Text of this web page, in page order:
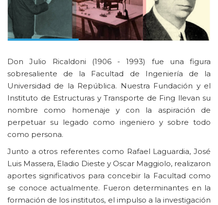
Don Julio Ricaldoni (1906 - 1993) fue una figura
sobresaliente de la Facultad de Ingeniería de la
Universidad de la República. Nuestra Fundación y el
Instituto de Estructuras y Transporte de Fing llevan su
nombre como homenaje y con la aspiración de
perpetuar su legado como ingeniero y sobre todo
como persona.
Junto a otros referentes como Rafael Laguardia, José
Luis Massera, Eladio Dieste y Oscar Maggiolo, realizaron
aportes significativos para concebir la Facultad como
se conoce actualmente. Fueron determinantes en la
formación de los institutos, el impulso a la investigación